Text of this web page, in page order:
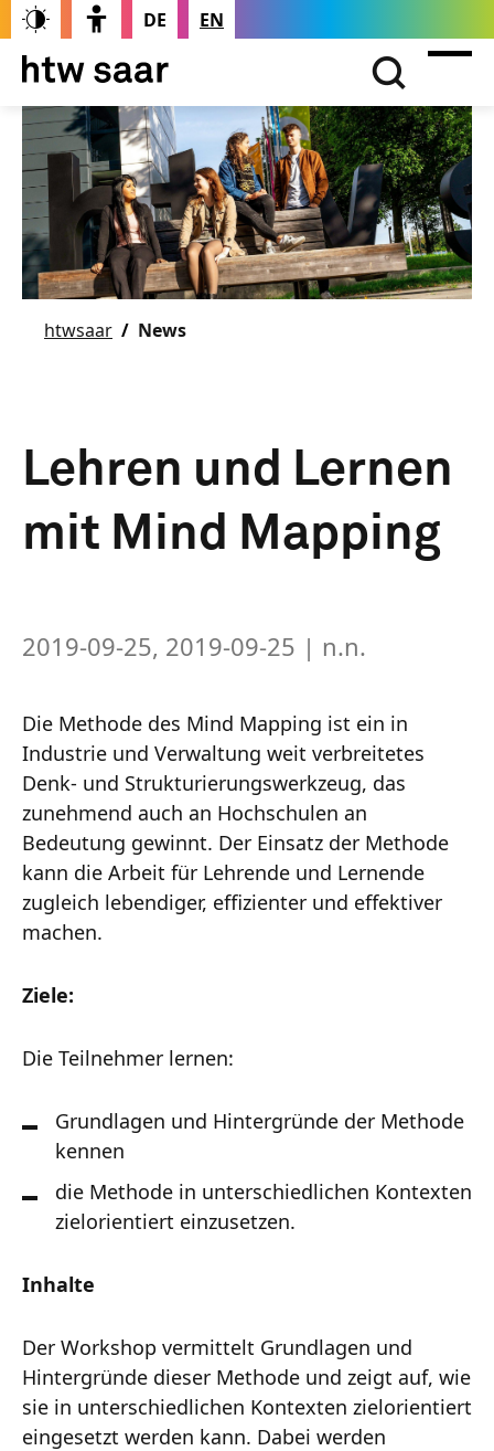
DE EN
htwsaar News
Lehren und Lernen
mit Mind Mapping
2019-09-25, 2019-09-25 | n.n.
Die Methode des Mind Mapping ist ein in
Industrie und Verwaltung weit verbreitetes
Denk- und Strukturierungswerkzeug, das
zunehmend auch an Hochschulen an
Bedeutung gewinnt. Der Einsatz der Methode
kann die Arbeit für Lehrende und Lernende
zugleich lebendiger, effizienter und effektiver
machen.
Ziele:
Die Teilnehmer lernen:
Grundlagen und Hintergründe der Methode
kennen
die Methode in unterschiedlichen Kontexten
zielorientiert einzusetzen.
Inhalte
Der Workshop vermittelt Grundlagen und
Hintergründe dieser Methode und zeigt auf, wie
sie in unterschiedlichen Kontexten zielorientiert
eingesetzt werden kann. Dabei werden